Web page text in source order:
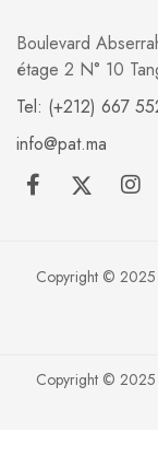
Boulevard
étage 2 N° 10
Tel: (+212) 667
info@pat.ma
Copyright © 2025
Copyright © 2025